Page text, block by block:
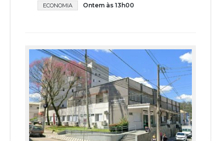
ECONOMIA Ontem às 13h00